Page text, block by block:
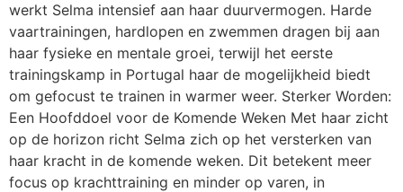
werkt Selma intensief aan haar duurvermogen. Harde
vaartrainingen, hardlopen en zwemmen dragen bij aan
haar fysieke en mentale groei, terwijl het eerste
trainingskamp in Portugal haar de mogelijkheid biedt
om gefocust te trainen in warmer weer. Sterker Worden:
Een Hoofddoel voor de Komende Weken Met haar zicht
op de horizon richt Selma zich op het versterken van
haar kracht in de komende weken. Dit betekent meer
focus op krachttraining en minder op varen, in